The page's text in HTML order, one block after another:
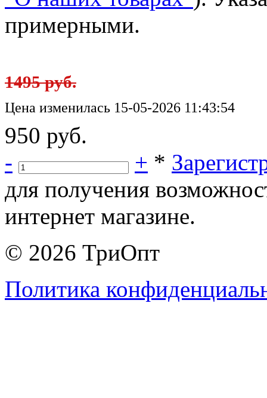
примерными.
1495 руб.
Цена изменилась 15-05-2026 11:43:54
950 руб.
-
+ *
для получения
интернет магазине.
© 2026 ТриОпт
Политика